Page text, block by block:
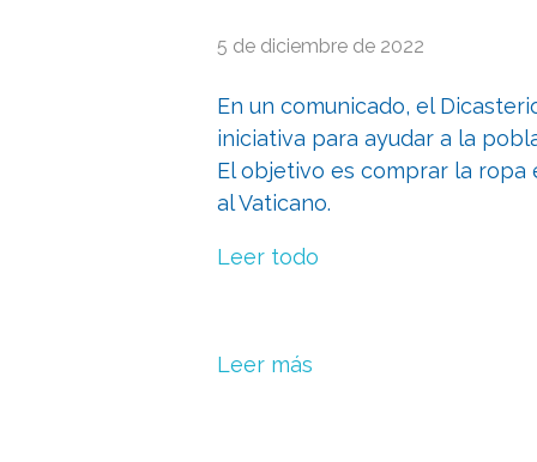
5 de diciembre de 2022
En un comunicado, el
iniciativa para ayudar a la
El objetivo es comprar la ropa
al Vaticano.
Leer todo
Leer más